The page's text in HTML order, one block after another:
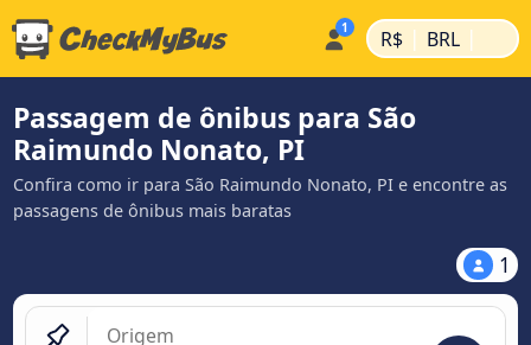
R$ | BRL |
Passagem de ônibus para São
Raimundo Nonato, PI
Confira como ir para São Raimundo Nonato, PI e encontre as
passagens de ônibus mais baratas
1